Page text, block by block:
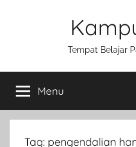
Tempat Belajar
Menu
Tag: pengendalian